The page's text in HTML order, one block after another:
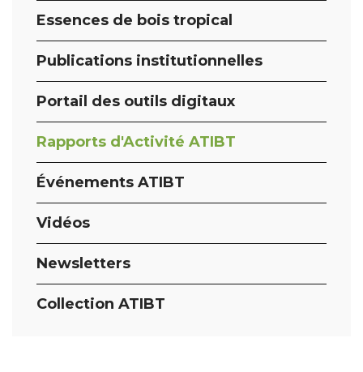
Essences de bois tropical
Publications institutionnelles
Portail des outils digitaux
Rapports d'Activité ATIBT
Événements ATIBT
Vidéos
Newsletters
Collection ATIBT